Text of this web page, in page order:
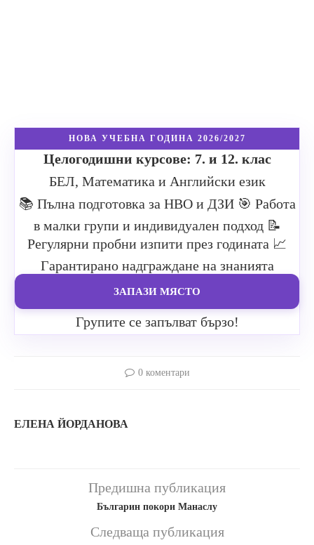
НОВА УЧЕБНА ГОДИНА 2026/2027
Целогодишни курсове: 7. и 12. клас
БЕЛ, Математика и Английски език
📚 Пълна подготовка за НВО и ДЗИ 🎯 Работа
в малки групи и индивидуален подход 📝
Регулярни пробни изпити през годината 📈
Гарантирано надграждане на знанията
ЗАПАЗИ МЯСТО
Групите се запълват бързо!
0 коментари
ЕЛЕНА ЙОРДАНОВА
Предишна публикация
Българин покори Манаслу
Следваща публикация